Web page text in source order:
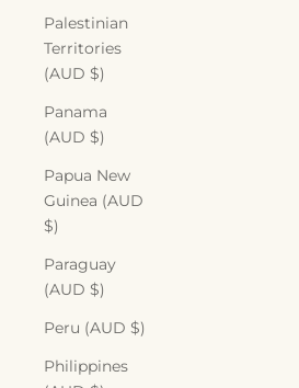
Palestinian
Territories
(AUD $)
Panama
(AUD $)
Papua New
Guinea (AUD
$)
Paraguay
(AUD $)
Peru (AUD $)
Philippines